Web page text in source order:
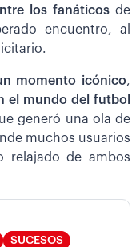
los fanáticosde
encuentro, al
momento icónico,
el mundo del futbol
generó una ola de
muchos usuarios
relajado de ambos
SUCESOS